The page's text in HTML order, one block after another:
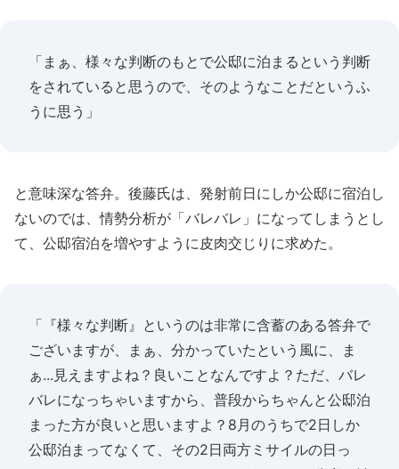
「まぁ、様々な判断のもとで公邸に泊まるという判断
をされていると思うので、そのようなことだというふ
うに思う」
と意味深な答弁。後藤氏は、発射前日にしか公邸に宿泊し
ないのでは、情勢分析が「バレバレ」になってしまうとし
て、公邸宿泊を増やすように皮肉交じりに求めた。
「『様々な判断』というのは非常に含蓄のある答弁で
ございますが、まぁ、分かっていたという風に、ま
ぁ...見えますよね？良いことなんですよ？ただ、バレ
バレになっちゃいますから、普段からちゃんと公邸泊
まった方が良いと思いますよ？8月のうちで2日しか
公邸泊まってなくて、その2日両方ミサイルの日っ